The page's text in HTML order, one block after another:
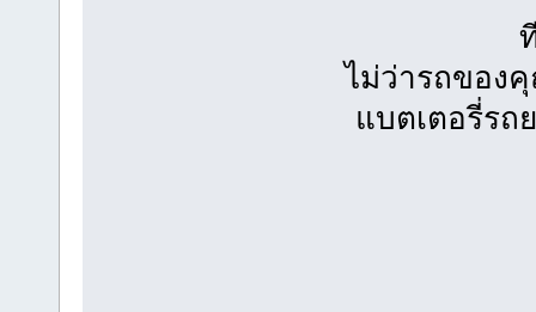
ไม่ว่ารถของ
แบตเตอรี่ร